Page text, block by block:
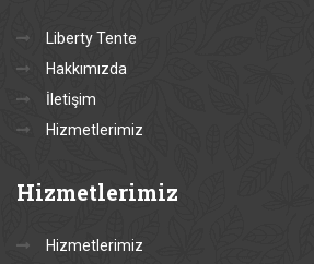
Liberty Tente
Hakkımızda
İletişim
Hizmetlerimiz
Hizmetlerimiz
Hizmetlerimiz